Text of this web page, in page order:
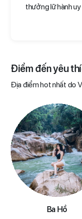
thưởng lữ hành uy
Điểm đến yêu
Địa điểm hot nhất do
Ba Hồ